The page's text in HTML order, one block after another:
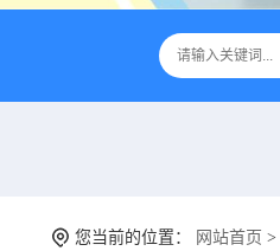
您当前的位置： 网站首页 >